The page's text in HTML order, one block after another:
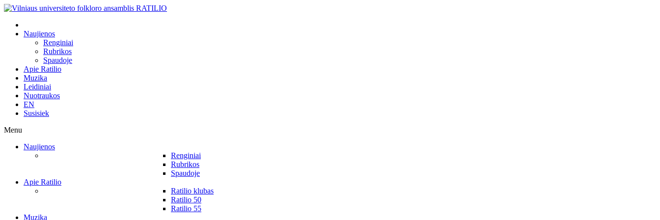
Naujienos
Renginiai
Rubrikos
Spaudoje
Apie Ratilio
Muzika
Leidiniai
Nuotraukos
EN
Susisiek
Menu
Naujienos
Renginiai
Rubrikos
Spaudoje
Apie Ratilio
Ratilio klubas
Ratilio 50
Ratilio 55
Muzika